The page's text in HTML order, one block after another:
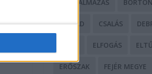
BÁNTALMAZÁS BÖRTÖN
CSALÁD CSALÁS
ELFOGÁS
ERŐSZAK FEJÉR MEGYE